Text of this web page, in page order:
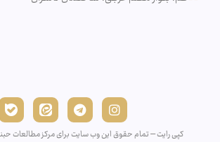
کپی رایت – تمام حقوق این وب سایت برای مرکز مطالعات